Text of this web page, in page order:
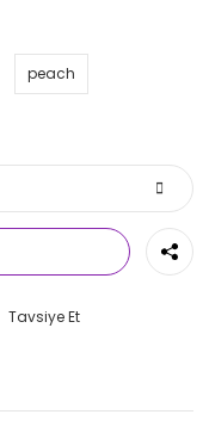
peach
Tavsiye Et